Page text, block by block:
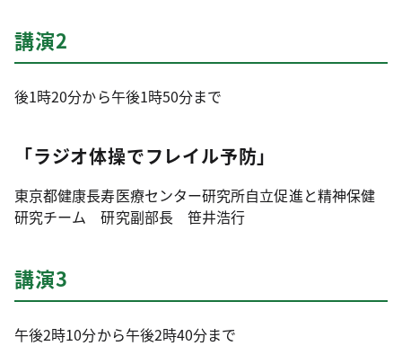
講演2
後1時20分から午後1時50分まで
「ラジオ体操でフレイル予防」
東京都健康長寿医療センター研究所自立促進と精神保健
研究チーム 研究副部長 笹井浩行
講演3
午後2時10分から午後2時40分まで